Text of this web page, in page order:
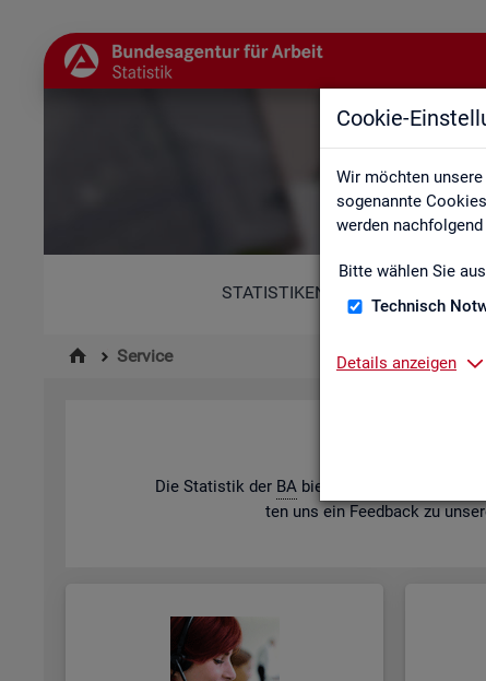
Cookie-
Wir möchten
sogenannte
werden
Bitte wählen Sie
Technisch
Details anzeigen
STATISTIKEN
Service
Die Sta­tis­tik der BAbie­tet ein brei­tes
ten uns ein Feed­back zu